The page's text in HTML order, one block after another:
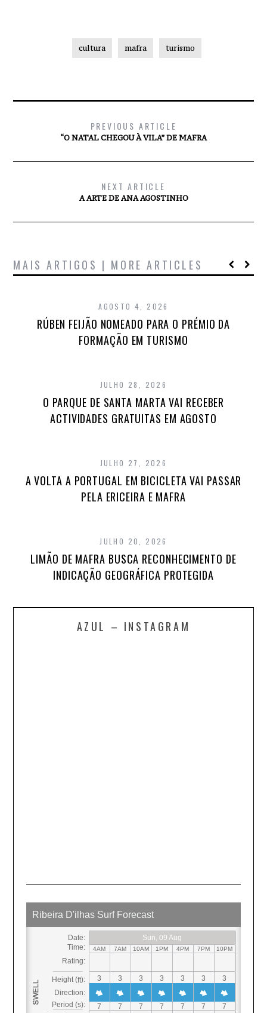
cultura mafra turismo
PREVIOUS ARTICLE
“O NATAL CHEGOU À VILA” DE MAFRA
NEXT ARTICLE
A ARTE DE ANA AGOSTINHO
MAIS ARTIGOS | MORE ARTICLES
AGOSTO 4, 2026
RÚBEN FEIJÃO NOMEADO PARA O PRÉMIO DA
FORMAÇÃO EM TURISMO
JULHO 28, 2026
O PARQUE DE SANTA MARTA VAI RECEBER
ACTIVIDADES GRATUITAS EM AGOSTO
JULHO 27, 2026
A VOLTA A PORTUGAL EM BICICLETA VAI PASSAR
PELA ERICEIRA E MAFRA
JULHO 20, 2026
LIMÃO DE MAFRA BUSCA RECONHECIMENTO DE
INDICAÇÃO GEOGRÁFICA PROTEGIDA
AZUL – INSTAGRAM